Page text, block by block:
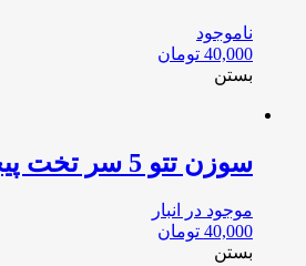
ناموجود
40,000 تومان
بستن
سوزن تتو 5 سر تخت پیچی کد 2285
موجود در انبار
40,000 تومان
بستن